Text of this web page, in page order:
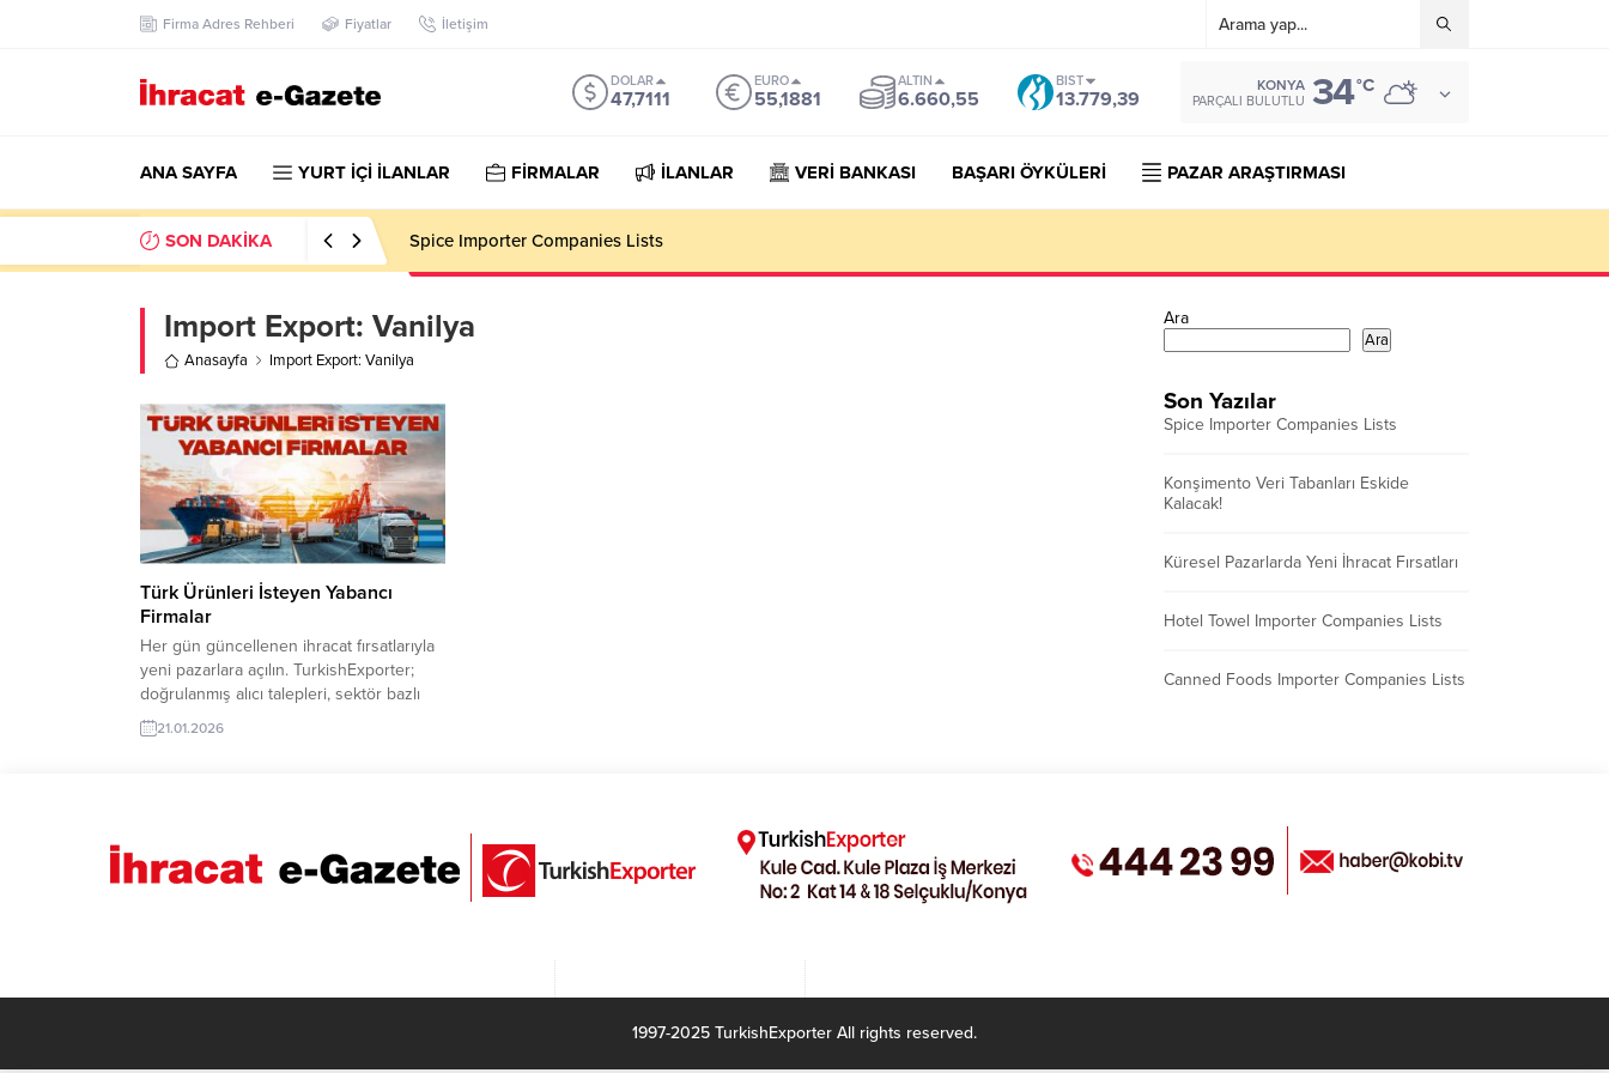
Firma Adres Rehberi Fiyatlar İletişim
DOLAR
47,7111
EURO
55,1881
ALTIN
6.660,55
BIST
13.779,39
KONYA
PARÇALI BULUTLU 34°C
ANA SAYFA YURT İÇİ İLANLAR FİRMALAR İLANLAR VERİ BANKASI BAŞARI ÖYKÜLERİ PAZAR ARAŞTIRMASI
SON DAKİKA Spice Importer Companies Lists
Import Export: Vanilya
Anasayfa Import Export: Vanilya
Türk Ürünleri İsteyen Yabancı
Firmalar
Her gün güncellenen ihracat fırsatlarıyla
yeni pazarlara açılın. TurkishExporter;
doğrulanmış alıcı talepleri, sektör bazlı
ilanlar ve hedef ülke odaklı
eşleştirmelerle Türk ihracatçılarını
MDF Lake Kapı İthal EdecekIraklı Şirket,
Türkiye’den Delikli Sac...
21.01.2026
Ara
Ara
Son Yazılar
Spice Importer Companies Lists
Konşimento Veri Tabanları Eskide
Kalacak!
Küresel Pazarlarda Yeni İhracat Fırsatları
Hotel Towel Importer Companies Lists
Canned Foods Importer Companies Lists
1997-2025 TurkishExporter All rights reserved.